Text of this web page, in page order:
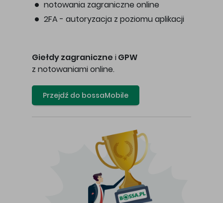
notowania zagraniczne online
2FA - autoryzacja z poziomu aplikacji
Giełdy zagraniczne i GPW
z notowaniami online.
Przejdź do bossaMobile